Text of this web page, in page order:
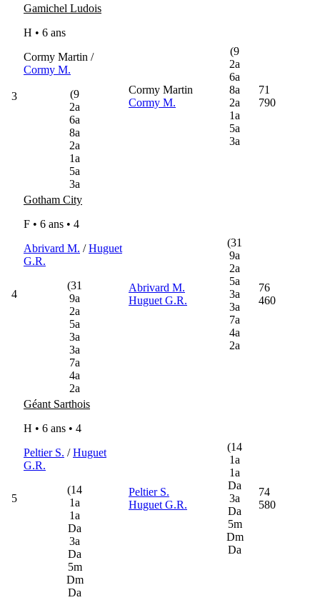
3
Gamichel Ludois
H • 6 ans
Cormy Martin /
Cormy M.
(9
2a
6a
8a
2a
1a
5a
3a
Cormy Martin
Cormy M.
(9
2a
6a
8a
2a
1a
5a
3a
71
790
4
Gotham City
F • 6 ans • 4
Abrivard M. /Huguet
G.R.
(31
9a
2a
5a
3a
3a
7a
4a
2a
Abrivard M.
Huguet G.R.
(31
9a
2a
5a
3a
3a
7a
4a
2a
76
460
5
Géant Sarthois
H • 6 ans • 4
Peltier S. /Huguet
G.R.
(14
1a
1a
Da
3a
Da
5m
Dm
Da
Peltier S.
Huguet G.R.
(14
1a
1a
Da
3a
Da
5m
Dm
Da
74
580